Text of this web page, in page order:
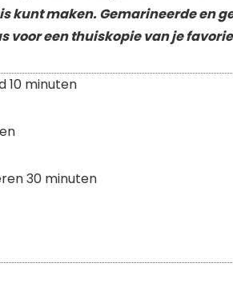
kunt maken. Gemarineerde en
voor een thuiskopie van je
10 minuten
30 minuten